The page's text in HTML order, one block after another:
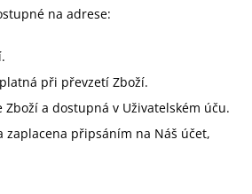
na adrese:
při převzetí Zboží.
a dostupná v Uživatelském úču.
zaplacena připsáním na Náš účet,